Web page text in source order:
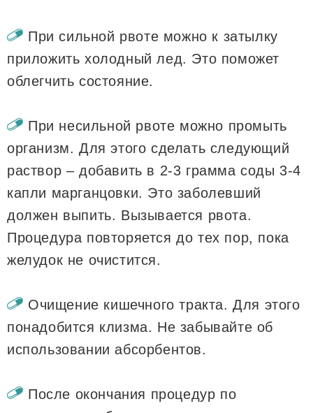
При сильной рвоте можно к затылку
приложить холодный лед. Это поможет
облегчить состояние.
При несильной рвоте можно промыть
организм. Для этого сделать следующий
раствор – добавить в 2-3 грамма соды 3-4
капли марганцовки. Это заболевший
должен выпить. Вызывается рвота.
Процедура повторяется до тех пор, пока
желудок не очистится.
Очищение кишечного тракта. Для этого
понадобится клизма. Не забывайте об
использовании абсорбентов.
После окончания процедур по